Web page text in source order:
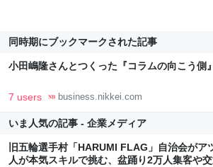
同時期にブックマークされた記事
小田嶋隆さんとつくった『コラムの向こう側』
7 users business.nikkei.com
いま人気の記事 - 企業メディア
旧五輪選手村「HARUMI FLAG」自治会がア
人が本気スキルで挑む、盆踊り2万人集客や